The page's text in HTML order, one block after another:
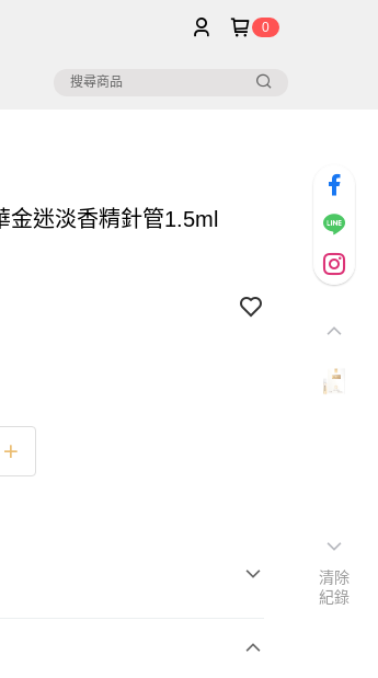
0
金迷淡香精針管1.5ml
清除
紀錄